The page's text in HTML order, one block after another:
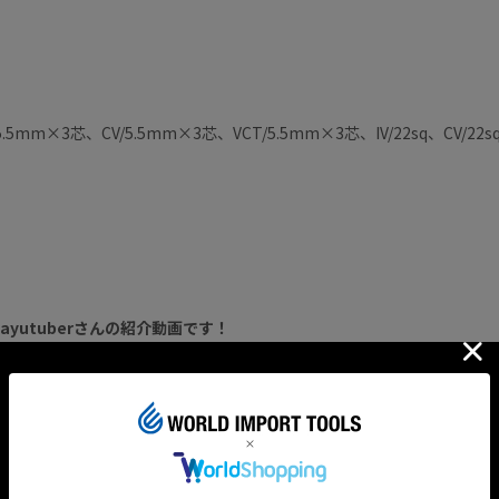
芯、CV/5.5mm×3芯、VCT/5.5mm×3芯、IV/22sq、CV/
さんの紹介動画です！